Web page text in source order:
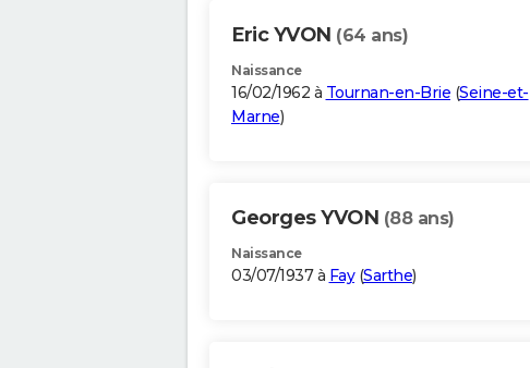
Eric YVON (64 ans)
Naissance
16/02/1962 à Tournan-en-Brie (Seine-et-
Marne)
Georges YVON (88 ans)
Naissance
03/07/1937 à Fay(Sarthe)